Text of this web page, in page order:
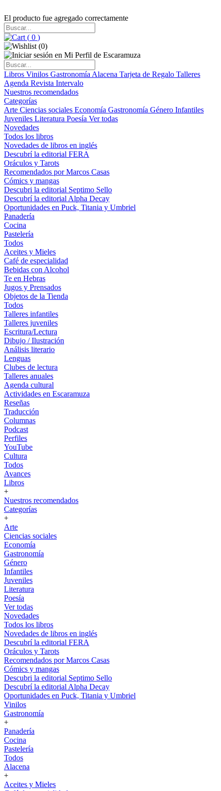
El producto fue agregado correctamente
( 0 )
(0)
Libros Vinilos Gastronomía Alacena Tarjeta de Regalo Talleres
Agenda Revista Intervalo
Nuestros recomendados
Categorías
Arte Ciencias sociales Economía Gastronomía Género Infantiles
Juveniles Literatura Poesía Ver todas
Novedades
Todos los libros
Novedades de libros en inglés
Descubrí la editorial FERA
Oráculos y Tarots
Recomendados por Marcos Casas
Cómics y mangas
Descubri la editorial Septimo Sello
Descubrí la editorial Alpha Decay
Oportunidades en Puck, Titania y Umbriel
Panadería
Cocina
Pastelería
Todos
Aceites y Mieles
Café de especialidad
Bebidas con Alcohol
Te en Hebras
Jugos y Prensados
Objetos de la Tienda
Todos
Talleres infantiles
Talleres juveniles
Escritura/Lectura
Dibujo / Ilustración
Análisis literario
Lenguas
Clubes de lectura
Talleres anuales
Agenda cultural
Actividades en Escaramuza
Reseñas
Traducción
Columnas
Podcast
Perfiles
YouTube
Cultura
Todos
Avances
Libros
+
Nuestros recomendados
Categorías
+
Arte
Ciencias sociales
Economía
Gastronomía
Género
Infantiles
Juveniles
Literatura
Poesía
Ver todas
Novedades
Todos los libros
Novedades de libros en inglés
Descubrí la editorial FERA
Oráculos y Tarots
Recomendados por Marcos Casas
Cómics y mangas
Descubri la editorial Septimo Sello
Descubrí la editorial Alpha Decay
Oportunidades en Puck, Titania y Umbriel
Vinilos
Gastronomía
+
Panadería
Cocina
Pastelería
Todos
Alacena
+
Aceites y Mieles